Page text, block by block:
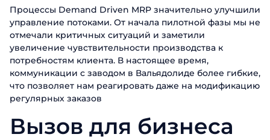
Процессы Demand Driven MRP значительно улучшили
управление потоками. От начала пилотной фазы мы не
отмечали критичных ситуаций и заметили
увеличение чувствительности производства к
потребностям клиента. В настоящее время,
коммуникации с заводом в Вальядолиде более гибкие,
что позволяет нам реагировать даже на модификацию
регулярных заказов
Вызов для бизнеса